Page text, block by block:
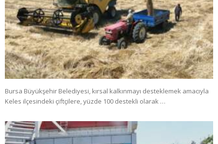
Bursa Büyükşehir Belediyesi, kırsal kalkınmayı desteklemek amacıyla
Keles ilçesindeki çiftçilere, yüzde 100 destekli olarak …